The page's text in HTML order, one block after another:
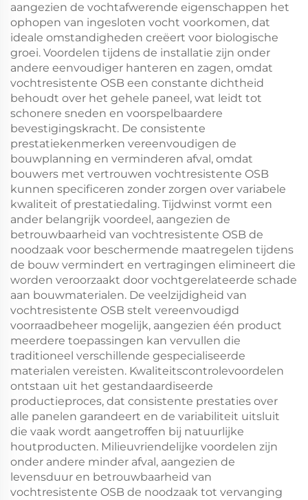
aangezien de vochtafwerende eigenschappen het
ophopen van ingesloten vocht voorkomen, dat
ideale omstandigheden creëert voor biologische
groei. Voordelen tijdens de installatie zijn onder
andere eenvoudiger hanteren en zagen, omdat
vochtresistente OSB een constante dichtheid
behoudt over het gehele paneel, wat leidt tot
schonere sneden en voorspelbaardere
bevestigingskracht. De consistente
prestatiekenmerken vereenvoudigen de
bouwplanning en verminderen afval, omdat
bouwers met vertrouwen vochtresistente OSB
kunnen specificeren zonder zorgen over variabele
kwaliteit of prestatiedaling. Tijdwinst vormt een
ander belangrijk voordeel, aangezien de
betrouwbaarheid van vochtresistente OSB de
noodzaak voor beschermende maatregelen tijdens
de bouw vermindert en vertragingen elimineert die
worden veroorzaakt door vochtgerelateerde schade
aan bouwmaterialen. De veelzijdigheid van
vochtresistente OSB stelt vereenvoudigd
voorraadbeheer mogelijk, aangezien één product
meerdere toepassingen kan vervullen die
traditioneel verschillende gespecialiseerde
materialen vereisten. Kwaliteitscontrolevoordelen
ontstaan uit het gestandaardiseerde
productieproces, dat consistente prestaties over
alle panelen garandeert en de variabiliteit uitsluit
die vaak wordt aangetroffen bij natuurlijke
houtproducten. Milieuvriendelijke voordelen zijn
onder andere minder afval, aangezien de
levensduur en betrouwbaarheid van
vochtresistente OSB de noodzaak tot vervanging